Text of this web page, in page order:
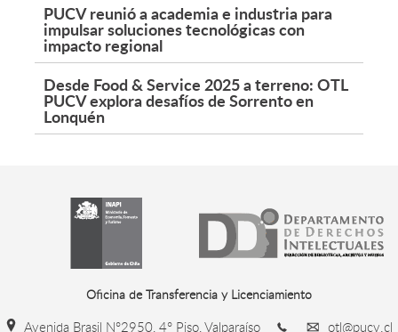
PUCV reunió a academia e industria para
impulsar soluciones tecnológicas con
impacto regional
Desde Food & Service 2025 a terreno: OTL
PUCV explora desafíos de Sorrento en
Lonquén
Oficina de Transferencia y Licenciamiento
Avenida Brasil N°2950, 4° Piso, Valparaíso otl@pucv.cl